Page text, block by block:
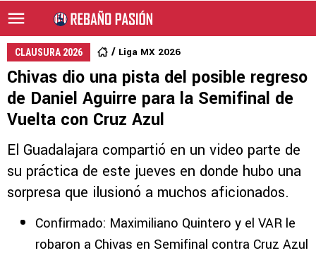
CLAUSURA 2026 Liga MX 2026
Chivas dio una pista del posible regreso
de Daniel Aguirre para la Semifinal de
Vuelta con Cruz Azul
El Guadalajara compartió en un video parte de
su práctica de este jueves en donde hubo una
sorpresa que ilusionó a muchos aficionados.
Confirmado: Maximiliano Quintero y el VAR le
robaron a Chivas en Semifinal contra Cruz Azul